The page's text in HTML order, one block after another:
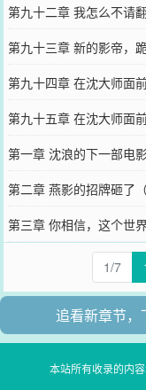
第九十二章 我怎么不请翻
第九十三章 新的影帝，跪
第九十四章 在沈大师面
第九十五章 在沈大师面
第一章 沈浪的下一部
第二章 燕影的招牌砸了（
第三章 你相信，这个世
1/7
追看新章节，
本站所有收录的内